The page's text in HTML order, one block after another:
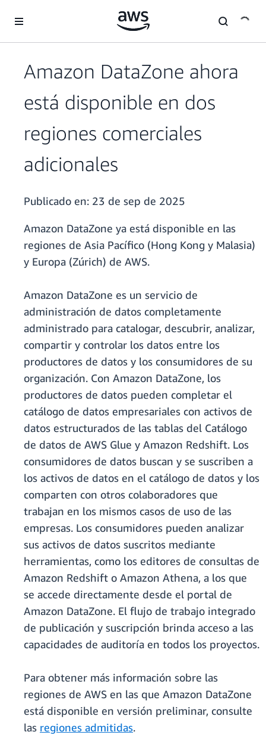
Amazon DataZone ahora
está disponible en dos
regiones comerciales
adicionales
Publicado en: 23 de sep de 2025
Amazon DataZone ya está disponible en las
regiones de Asia Pacífico (Hong Kong y Malasia)
y Europa (Zúrich) de AWS.
Amazon DataZone es un servicio de
administración de datos completamente
administrado para catalogar, descubrir, analizar,
compartir y controlar los datos entre los
productores de datos y los consumidores de su
organización. Con Amazon DataZone, los
productores de datos pueden completar el
catálogo de datos empresariales con activos de
datos estructurados de las tablas del Catálogo
de datos de AWS Glue y Amazon Redshift. Los
consumidores de datos buscan y se suscriben a
los activos de datos en el catálogo de datos y los
comparten con otros colaboradores que
trabajan en los mismos casos de uso de las
empresas. Los consumidores pueden analizar
sus activos de datos suscritos mediante
herramientas, como los editores de consultas de
Amazon Redshift o Amazon Athena, a los que
se accede directamente desde el portal de
Amazon DataZone. El flujo de trabajo integrado
de publicación y suscripción brinda acceso a las
capacidades de auditoría en todos los proyectos.
Para obtener más información sobre las
regiones de AWS en las que Amazon DataZone
está disponible en versión preliminar, consulte
las regiones admitidas.